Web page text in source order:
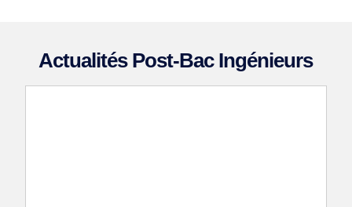
Actualités Post-Bac Ingénieurs